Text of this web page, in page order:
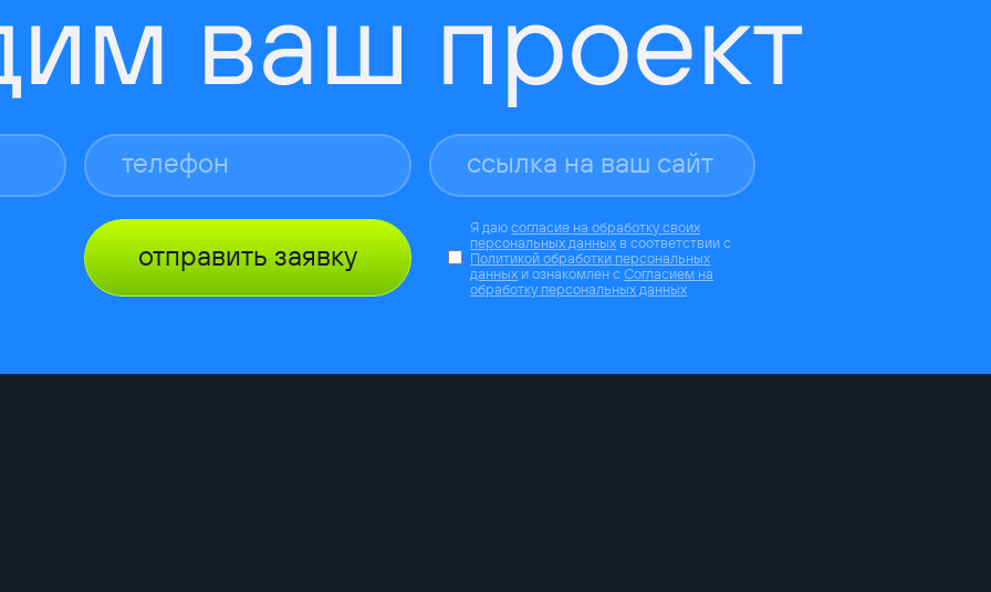
ваш проект
отправить заявку
Я даюсогласие на обработку своих
персональных данных в соответствии с
Политикой обработки персональных
данных и ознакомлен сСогласием на
обработку персональных данных